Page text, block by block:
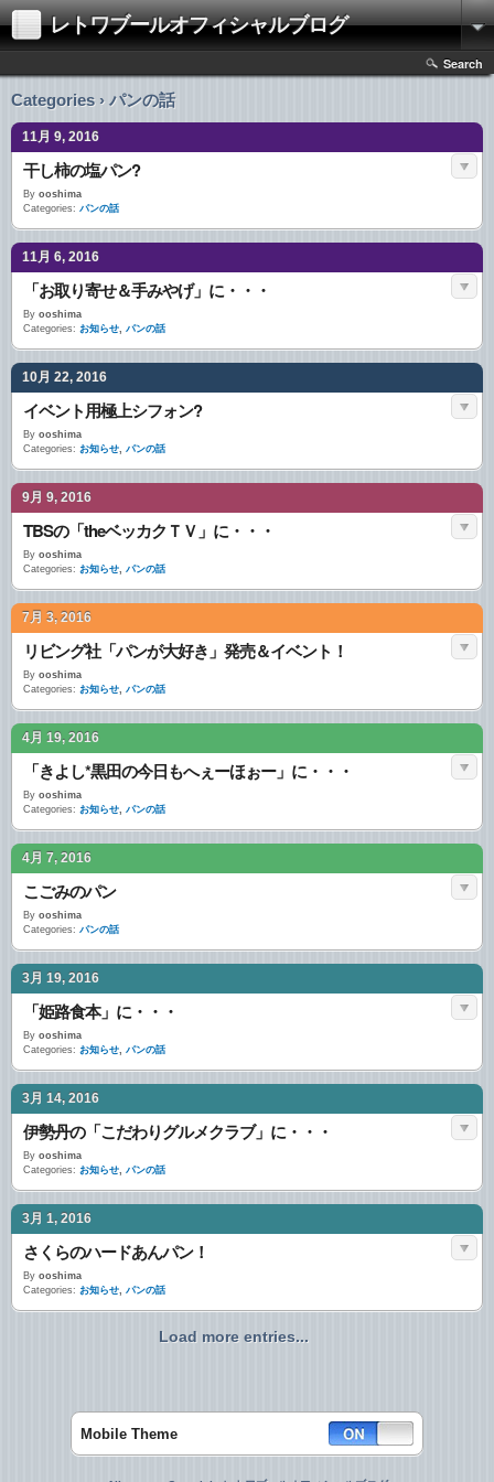
レトワブールオフィシャルブログ
Search
Categories › パンの話
11月 9, 2016
干し柿の塩パン?
By ooshima
Categories: パンの話
11月 6, 2016
「お取り寄せ＆手みやげ」に・・・
By ooshima
Categories: お知らせ, パンの話
10月 22, 2016
イベント用極上シフォン?
By ooshima
Categories: お知らせ, パンの話
9月 9, 2016
TBSの「theベッカクＴＶ」に・・・
By ooshima
Categories: お知らせ, パンの話
7月 3, 2016
リビング社「パンが大好き」発売＆イベント！
By ooshima
Categories: お知らせ, パンの話
4月 19, 2016
「きよし*黒田の今日もへぇーほぉー」に・・・
By ooshima
Categories: お知らせ, パンの話
4月 7, 2016
こごみのパン
By ooshima
Categories: パンの話
3月 19, 2016
「姫路食本」に・・・
By ooshima
Categories: お知らせ, パンの話
3月 14, 2016
伊勢丹の「こだわりグルメクラブ」に・・・
By ooshima
Categories: お知らせ, パンの話
3月 1, 2016
さくらのハードあんパン！
By ooshima
Categories: お知らせ, パンの話
Load more entries...
Mobile Theme